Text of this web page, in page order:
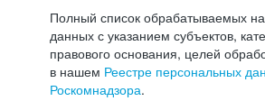
Полный список обрабатываемых
данных с указанием субъектов,
правового основания, целей
в нашем Реестре персональных
Роскомнадзора.